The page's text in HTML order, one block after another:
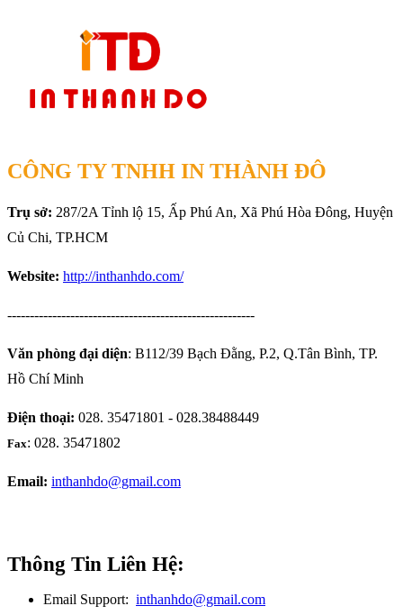
CÔNG TY TNHH IN THÀNH ĐÔ
Trụ sở: 287/2A Tỉnh lộ 15, Ấp Phú An, Xã Phú Hòa Đông, Huyện
Củ Chi, TP.HCM
Website: http://inthanhdo.com/
-------------------------------------------------------
Văn phòng đại diện: B112/39 Bạch Đằng, P.2, Q.Tân Bình, TP.
Hồ Chí Minh
Điện thoại: 028. 35471801 - 028.38488449
Fax: 028. 35471802
Email: inthanhdo@gmail.com
Thông Tin Liên Hệ:
Email Support: inthanhdo@gmail.com